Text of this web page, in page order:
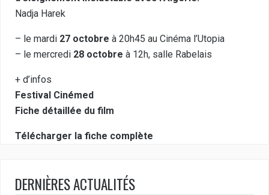
Nadja Harek
– le mardi 27 octobre à 20h45 au Cinéma l’Utopia
– le mercredi 28 octobre à 12h, salle Rabelais
+ d’infos
Festival Cinémed
Fiche détaillée du film
Télécharger la fiche complète
DERNIÈRES ACTUALITÉS